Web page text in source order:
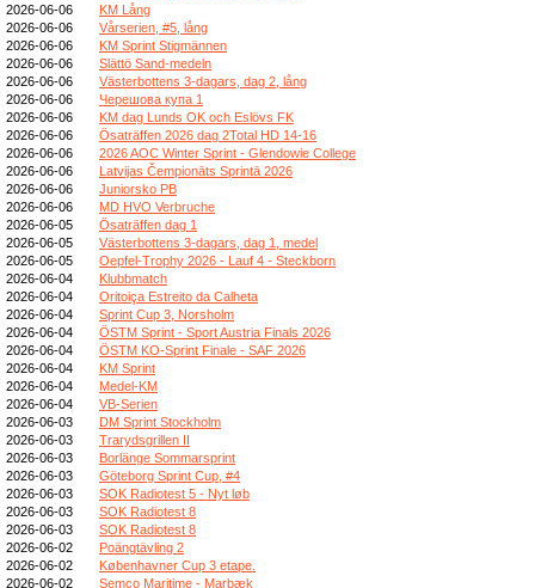
2026-06-06
KM Lång
2026-06-06
Vårserien, #5, lång
2026-06-06
KM Sprint Stigmännen
2026-06-06
Slättö Sand-medeln
2026-06-06
Västerbottens 3-dagars, dag 2, lång
2026-06-06
Черешова купа 1
2026-06-06
KM dag Lunds OK och Eslövs FK
2026-06-06
Ösaträffen 2026 dag 2Total HD 14-16
2026-06-06
2026 AOC Winter Sprint - Glendowie College
2026-06-06
Latvijas Čempionāts Sprintā 2026
2026-06-06
Juniorsko PB
2026-06-06
MD HVO Verbruche
2026-06-05
Ösaträffen dag 1
2026-06-05
Västerbottens 3-dagars, dag 1, medel
2026-06-05
Oepfel-Trophy 2026 - Lauf 4 - Steckborn
2026-06-04
Klubbmatch
2026-06-04
Oritoiça Estreito da Calheta
2026-06-04
Sprint Cup 3, Norsholm
2026-06-04
ÖSTM Sprint - Sport Austria Finals 2026
2026-06-04
ÖSTM KO-Sprint Finale - SAF 2026
2026-06-04
KM Sprint
2026-06-04
Medel-KM
2026-06-04
VB-Serien
2026-06-03
DM Sprint Stockholm
2026-06-03
Trarydsgrillen II
2026-06-03
Borlänge Sommarsprint
2026-06-03
Göteborg Sprint Cup, #4
2026-06-03
SOK Radiotest 5 - Nyt løb
2026-06-03
SOK Radiotest 8
2026-06-03
SOK Radiotest 8
2026-06-02
Poängtävling 2
2026-06-02
Københavner Cup 3 etape.
2026-06-02
Semco Maritime - Marbæk